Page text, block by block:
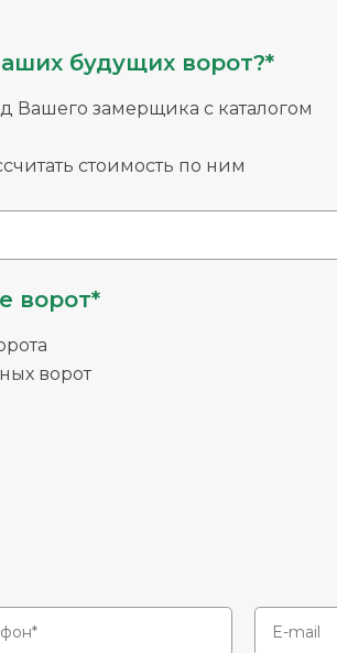
будущих ворот?*
замерщика с каталогом
стоимость по ним
ворот*
ворот